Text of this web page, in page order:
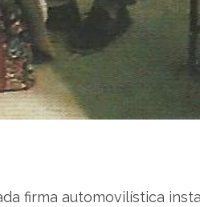
firma automovilística